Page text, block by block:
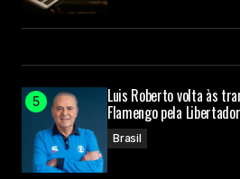
Luis Roberto volta às
Flamengo pela
Brasil